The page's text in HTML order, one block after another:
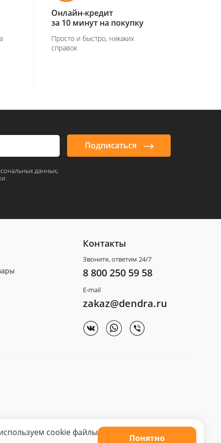
Онлайн-кредит
за 10 минут на покупку
Просто и быстро, никаких
справок
Подписаться
данных,
Контакты
Звоните, ответим 24/7
8 800 250 59 58
E-mail
zakaz@dendra.ru
cookie файлы
Понятно